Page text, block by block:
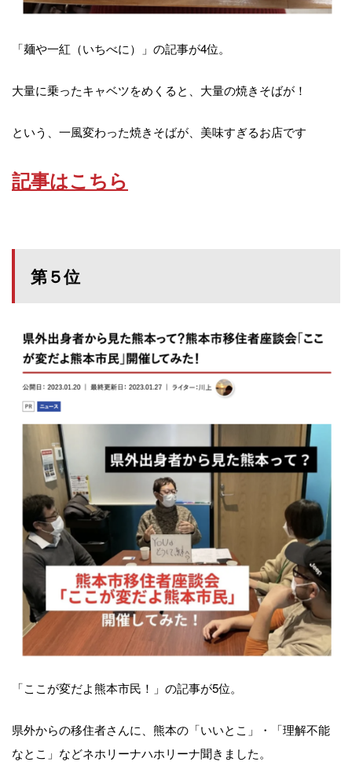
「麺や一紅（いちべに）」の記事が4位。
大量に乗ったキャベツをめくると、大量の焼きそばが！
という、一風変わった焼きそばが、美味すぎるお店です
記事はこちら
第５位
「ここが変だよ熊本市民！」の記事が5位。
県外からの移住者さんに、熊本の「いいとこ」・「理解不能
なとこ」などネホリーナハホリーナ聞きました。